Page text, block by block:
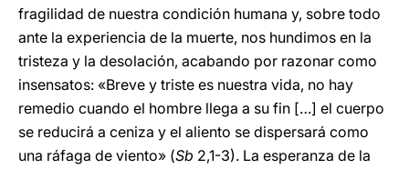
fragilidad de nuestra condición humana y, sobre todo
ante la experiencia de la muerte, nos hundimos en la
tristeza y la desolación, acabando por razonar como
insensatos: «Breve y triste es nuestra vida, no hay
remedio cuando el hombre llega a su fin […] el cuerpo
se reducirá a ceniza y el aliento se dispersará como
una ráfaga de viento» (Sb 2,1-3). La esperanza de la